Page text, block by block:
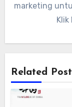
marketing
Related Post